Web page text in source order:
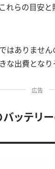
れらの目安
はありませ
な出費となり
広告
ッテリ